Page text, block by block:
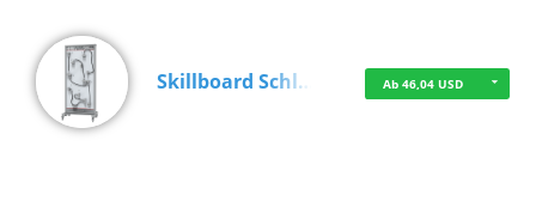
Skillboard Schl… Ab 46,04 USD